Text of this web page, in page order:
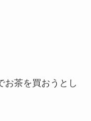
お茶を買おうとし